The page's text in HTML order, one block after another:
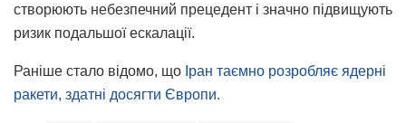
створюють небезпечний прецедент і значно підвищують
ризик подальшої ескалації.
Раніше стало відомо, що Іран таємно розробляє ядерні
ракети, здатні досягти Європи.